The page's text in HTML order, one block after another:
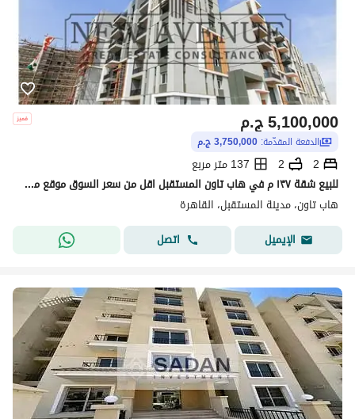
ج.م5,100,000
الدفعة المقدّمة: 3,750,000 ج.م
2
2
137 متر مربع
للبيع شقة ١٣٧ م في هاب تاون المستقبل اقل من سعر السوق موقع مميز - ناصية - بحري
هاب تاون، مدينة المستقبل، القاهرة
الإيميل
اتصل